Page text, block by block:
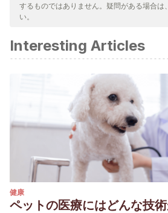
するものではありません。疑問がある場合は
い。
Interesting Articles
健康
ペットの医療にはどんな技